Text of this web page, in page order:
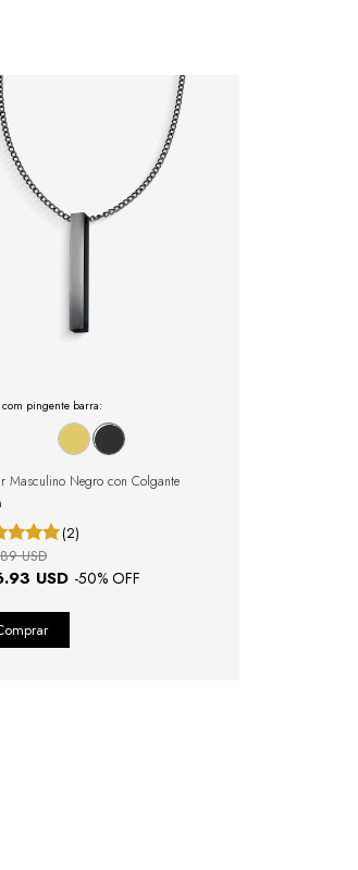
pingente barra:
Masculino Negro con Colgante
(2)
USD -50% OFF
USD